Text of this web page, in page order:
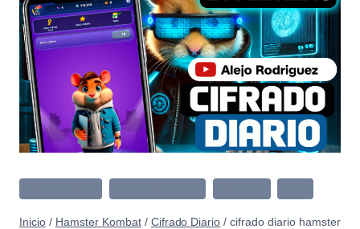
Inicio / Hamster Kombat / Cifrado Diario / cifrado diario hamster